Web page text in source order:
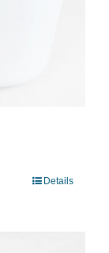
Details